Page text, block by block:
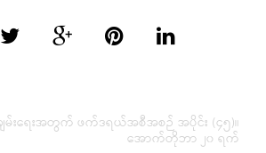
ချမ်းရေးအတွက် ဖက်ဒရယ်အစီအစဉ် အပိုင်း (၄၅)။
အောက်တိုဘာ ၂၀ ရက်